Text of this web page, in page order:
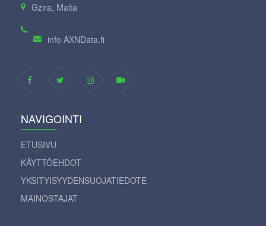
Gzira, Malta
info AXNData.fi
NAVIGOINTI
ETUSIVU
KÄYTTÖEHDOT
YKSITYISYYDENSUOJATIEDOTE
MAINOSTAJAT